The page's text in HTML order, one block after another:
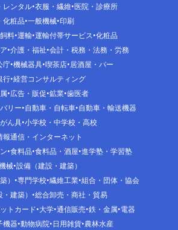
レンタル 衣服・繊維 医院・診療所
化粧品 一般機械 印刷
料 運輸 運輸付帯サービス 化粧品
介護・福祉 会計・税務・法務・労務
庁 機械器具 喫茶店 居酒屋・バー
行 経営コンサルティング
広告・販促 鉱業 歯医者
リー 自動車・自転車 自動車・輸送機器
ん具 小学校・中学校・高校
報通信・インターネット
食料品 食料品・酒屋 進学塾・学習塾
械 設備（建設・建築）
）
専門学校 繊維工業 組合・団体・協会
建築）
総合卸売・商社・貿易
トカード 大学 通信販売 鉄・金属 電器
機器 動物病院 日用雑貨 農林水産